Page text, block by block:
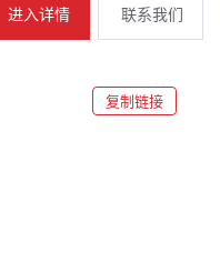
进入详情 联系我们
复制链接